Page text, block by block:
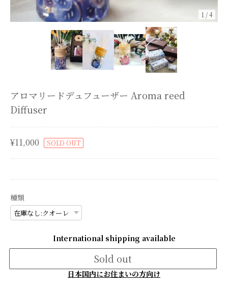
1 /4
アロマリードデュフューザー Aroma reed
Diffuser
¥11,000 SOLD OUT
種類
International shipping available
Sold out
日本国内にお住まいの方向け